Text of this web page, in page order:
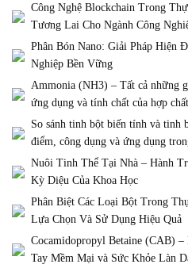
Công Nghệ Blockchain Trong
Tương Lai Cho Ngành Công
Phân Bón Nano: Giải Pháp Hiện
Nghiệp Bền Vững
Ammonia (NH3) – Tất cả những
ứng dụng và tính chất của hợp
So sánh tinh bột biến tính và tinh
điểm, công dụng và ứng dụng
Nuôi Tinh Thể Tại Nhà – Hành
Kỳ Diệu Của Khoa Học
Phân Biệt Các Loại Bột Trong
Lựa Chọn Và Sử Dụng Hiệu Quả
Cocamidopropyl Betaine (CAB)
Tay Mềm Mại và Sức Khỏe Làn